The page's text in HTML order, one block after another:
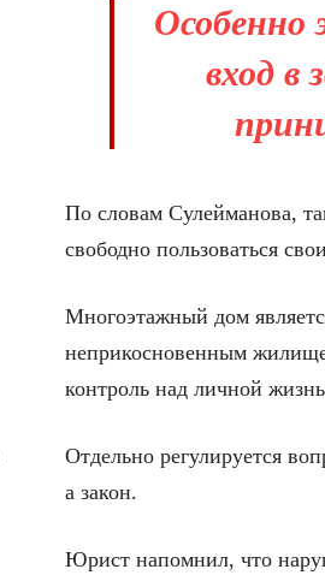
Особенно
вход в
По словам Сулейманова,
свободно пользоваться
Многоэтажный дом
неприкосновенным
контроль над личной
Отдельно регулируется
а закон.
Юрист напомнил, что